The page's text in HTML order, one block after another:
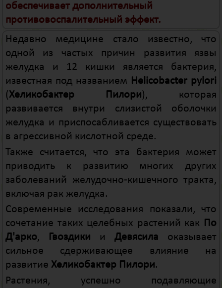
обеспечивает дополнительный
противовоспалительный эффект.
Недавно медицине стало известно, что
одной из частых причин развития язвы
желудка и 12 кишки является бактерия,
известная под названием Helicobacter pylori
(Хеликобактер Пилори), которая
развивается внутри слизистой оболочки
желудка и приспосабливается существовать
в агрессивной кислотной среде.
Также считается, что эта бактерия может
приводить к развитию многих других
заболеваний желудочно-кишечного тракта,
включая рак желудка.
Современные исследования показали, что
сочетание таких целебных растений как По
Д'арко, Гвоздики иДевясила оказывает
сильное сдерживающее влияние на
развитие Хеликобактер Пилори.
Растения, успешно подавляющие